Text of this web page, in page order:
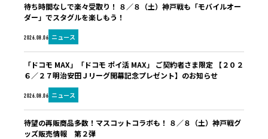
2026.08.06 ニュース
待ち時間なしで楽々受取り！ ８／８（土）神戸戦も「モバイルオー
ダー」でスタグルを楽しもう！
2026.08.06 ニュース
「ドコモ MAX」「ドコモ ポイ活 MAX」 ご契約者さま限定 【２０２
６／２７明治安田Ｊリーグ開幕記念プレゼント】のお知らせ
待望の再販商品多数！マスコットコラボも！ ８／８（土）神戸戦グ
ッズ販売情報 第２弾